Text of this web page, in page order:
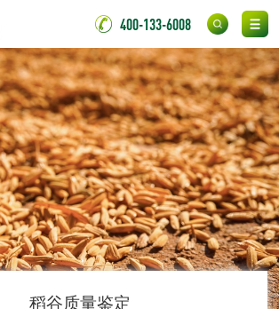
400-133-6008
稻谷质量鉴定
化妆品毒理试验 化妆品毒理测试
化妆品眼刺激试验 化妆品皮肤刺激试
验
化妆品急性经口毒
性试验
化妆品皮肤变态反
应试验
皮肤光变态反应试
验
日化产品